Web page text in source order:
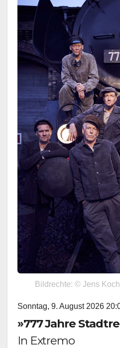
Bildrechte: © Jens
Sonntag, 9. August 2026
»777 Jahre
In Extremo